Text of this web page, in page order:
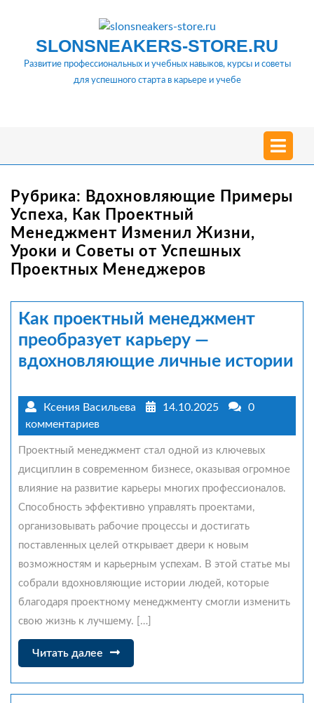
содержимомуSLONSNEAKERS-STORE.RU
Развитие профессиональных и учебных навыков, курсы и советы
для успешного старта в карьере и учебе
Рубрика: Вдохновляющие Примеры
Успеха, Как Проектный
Менеджмент Изменил Жизни,
Уроки и Советы от Успешных
Проектных Менеджеров
Как проектный менеджмент
преобразует карьеру —
вдохновляющие личные истории
Ксения Васильева 14.10.2025
0
комментариев
Проектный менеджмент стал одной из ключевых
дисциплин в современном бизнесе, оказывая огромное
влияние на развитие карьеры многих профессионалов.
Способность эффективно управлять проектами,
организовывать рабочие процессы и достигать
поставленных целей открывает двери к новым
возможностям и карьерным успехам. В этой статье мы
собрали вдохновляющие истории людей, которые
благодаря проектному менеджменту смогли изменить
свою жизнь к лучшему. […]
Читать далее
Читать
далее